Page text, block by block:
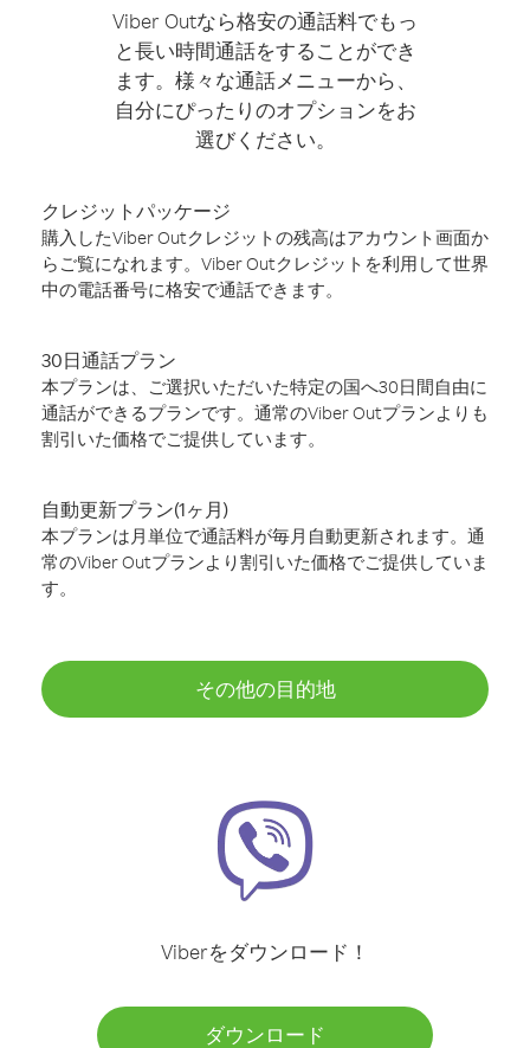
Viber Outなら格安の通話料でもっ
と長い時間通話をすることができ
ます。様々な通話メニューから、
自分にぴったりのオプションをお
選びください。
クレジットパッケージ
購入したViber Outクレジットの残高はアカウント画面か
らご覧になれます。Viber Outクレジットを利用して世界
中の電話番号に格安で通話できます。
30日通話プラン
本プランは、ご選択いただいた特定の国へ30日間自由に
通話ができるプランです。通常のViber Outプランよりも
割引いた価格でご提供しています。
自動更新プラン(1ヶ月)
本プランは月単位で通話料が毎月自動更新されます。通
常のViber Outプランより割引いた価格でご提供していま
す。
その他の目的地
Viberをダウンロード！
ダウンロード